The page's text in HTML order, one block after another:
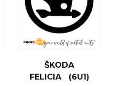
ŠKODA
FELICIA (6U1)